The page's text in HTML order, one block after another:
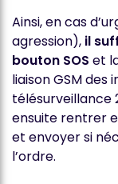
Ainsi, en cas
agression), il
bouton SOS et
liaison GSM des
télésurveillance
ensuite rentrer
et envoyer si
l’ordre.